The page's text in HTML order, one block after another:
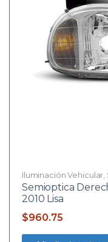
Iluminación Vehicular
Semioptica
2010 Lisa
$960.75